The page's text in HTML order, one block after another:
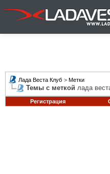
Лада Веста Клуб > Метки
Темы с меткой лада
Регистрация